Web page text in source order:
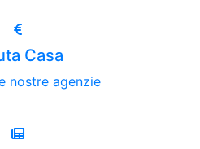
Casa
nostre agenzie